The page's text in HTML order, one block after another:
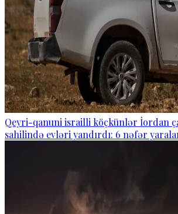
Qeyri-qanuni israilli köçkünlər İordan
sahilində evləri yandırdı: 6 nəfər